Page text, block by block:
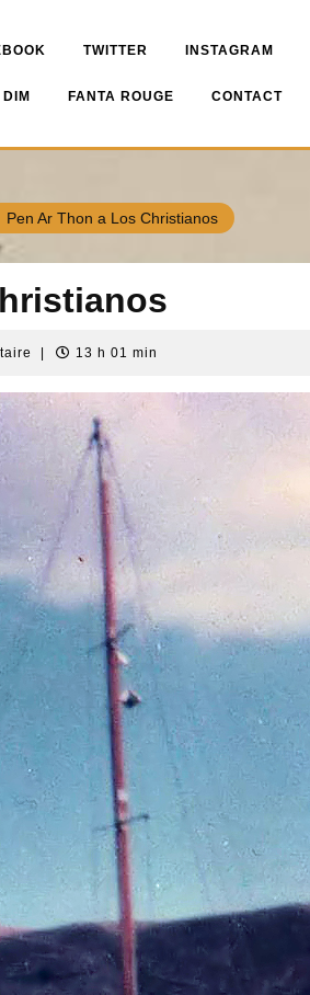
TWITTER INSTAGRAM
FANTA ROUGE CONTACT
Pen Ar Thon a Los Christianos
13 h 01 min